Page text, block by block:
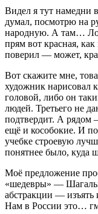
Видел я тут намедни
думал, посмотрю на
народную. А там…
прям вот красная,
поверил — может,
Вот скажите мне,
художник нарисовал
головой, либо он
людей. Третьего не
подтвердит. А рядом
ещё и кособокие. И
учебке строевую
понятнее было, куда
Моё предложение
«шедевры» —
абстракции — изъять
Нам в России это…